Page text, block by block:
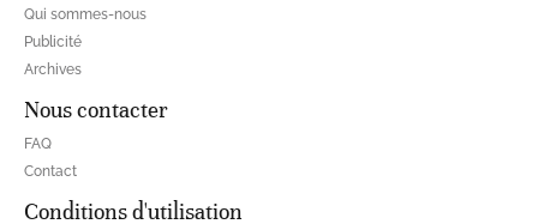
Qui sommes-nous
Publicité
Archives
Nous contacter
FAQ
Contact
Conditions d'utilisation